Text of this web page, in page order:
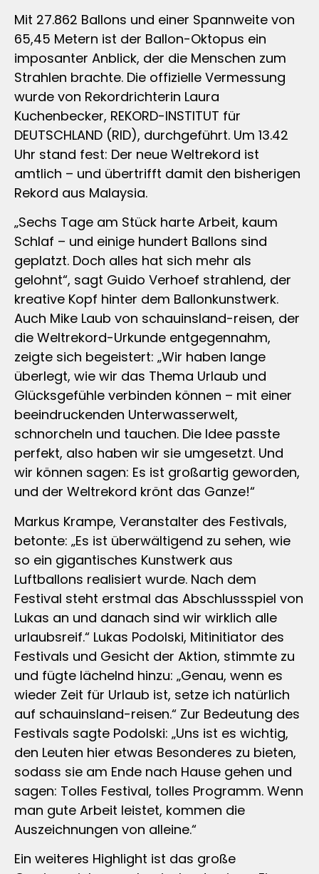
Mit 27.862 Ballons und einer Spannweite von
65,45 Metern ist der Ballon-Oktopus ein
imposanter Anblick, der die Menschen zum
Strahlen brachte. Die offizielle Vermessung
wurde von Rekordrichterin Laura
Kuchenbecker, REKORD-INSTITUT für
DEUTSCHLAND (RID), durchgeführt. Um 13.42
Uhr stand fest: Der neue Weltrekord ist
amtlich – und übertrifft damit den bisherigen
Rekord aus Malaysia.
„Sechs Tage am Stück harte Arbeit, kaum
Schlaf – und einige hundert Ballons sind
geplatzt. Doch alles hat sich mehr als
gelohnt“, sagt Guido Verhoef strahlend, der
kreative Kopf hinter dem Ballonkunstwerk.
Auch Mike Laub von schauinsland-reisen, der
die Weltrekord-Urkunde entgegennahm,
zeigte sich begeistert: „Wir haben lange
überlegt, wie wir das Thema Urlaub und
Glücksgefühle verbinden können – mit einer
beeindruckenden Unterwasserwelt,
schnorcheln und tauchen. Die Idee passte
perfekt, also haben wir sie umgesetzt. Und
wir können sagen: Es ist großartig geworden,
und der Weltrekord krönt das Ganze!“
Markus Krampe, Veranstalter des Festivals,
betonte: „Es ist überwältigend zu sehen, wie
so ein gigantisches Kunstwerk aus
Luftballons realisiert wurde. Nach dem
Festival steht erstmal das Abschlussspiel von
Lukas an und danach sind wir wirklich alle
urlaubsreif.“ Lukas Podolski, Mitinitiator des
Festivals und Gesicht der Aktion, stimmte zu
und fügte lächelnd hinzu: „Genau, wenn es
wieder Zeit für Urlaub ist, setze ich natürlich
auf schauinsland-reisen.“ Zur Bedeutung des
Festivals sagte Podolski: „Uns ist es wichtig,
den Leuten hier etwas Besonderes zu bieten,
sodass sie am Ende nach Hause gehen und
sagen: Tolles Festival, tolles Programm. Wenn
man gute Arbeit leistet, kommen die
Auszeichnungen von alleine.“
Ein weiteres Highlight ist das große